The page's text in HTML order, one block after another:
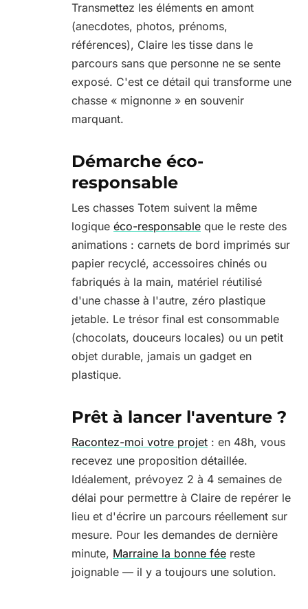
Transmettez les éléments en amont
(anecdotes, photos, prénoms,
références), Claire les tisse dans le
parcours sans que personne ne se sente
exposé. C'est ce détail qui transforme une
chasse « mignonne » en souvenir
marquant.
Démarche éco-
responsable
Les chasses Totem suivent la même
logique éco-responsable que le reste des
animations : carnets de bord imprimés sur
papier recyclé, accessoires chinés ou
fabriqués à la main, matériel réutilisé
d'une chasse à l'autre, zéro plastique
jetable. Le trésor final est consommable
(chocolats, douceurs locales) ou un petit
objet durable, jamais un gadget en
plastique.
Prêt à lancer l'aventure ?
Racontez-moi votre projet : en 48h, vous
recevez une proposition détaillée.
Idéalement, prévoyez 2 à 4 semaines de
délai pour permettre à Claire de repérer le
lieu et d'écrire un parcours réellement sur
mesure. Pour les demandes de dernière
minute, Marraine la bonne fée reste
joignable — il y a toujours une solution.